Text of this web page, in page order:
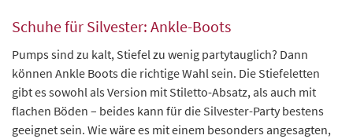
Schuhe für Silvester: Ankle-Boots
Pumps sind zu kalt, Stiefel zu wenig partytauglich? Dann
können Ankle Boots die richtige Wahl sein. Die Stiefeletten
gibt es sowohl als Version mit Stiletto-Absatz, als auch mit
flachen Böden – beides kann für die Silvester-Party bestens
geeignet sein. Wie wäre es mit einem besonders angesagten,